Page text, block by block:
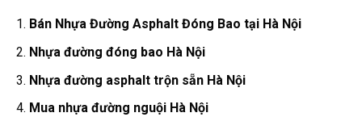
Bán Nhựa Đường Asphalt Đóng Bao tại Hà Nội
Nhựa đường đóng bao Hà Nội
Nhựa đường asphalt trộn sẵn Hà Nội
Mua nhựa đường nguội Hà Nội